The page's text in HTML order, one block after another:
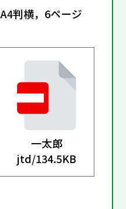
A4判横，6ページ
一太郎
jtd/134.5KB